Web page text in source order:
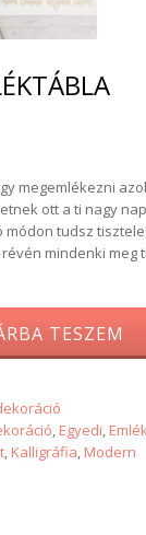
megemlékezni
ott a ti nagy
módon tudsz
mindenki meg
TESZEM
, Egyedi,
, Kalligráfia, Modern